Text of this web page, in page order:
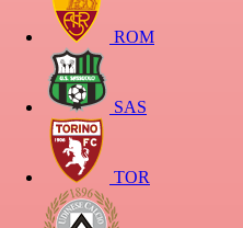
ROM
SAS
TOR